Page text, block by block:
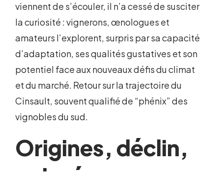
viennent de s’écouler, il n’a cessé de susciter
la curiosité : vignerons, œnologues et
amateurs l’explorent, surpris par sa capacité
d’adaptation, ses qualités gustatives et son
potentiel face aux nouveaux défis du climat
et du marché. Retour sur la trajectoire du
Cinsault, souvent qualifié de “phénix” des
vignobles du sud.
Origines, déclin,